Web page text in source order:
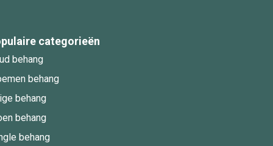
categorieën
behang
behang
behang
behang
behang